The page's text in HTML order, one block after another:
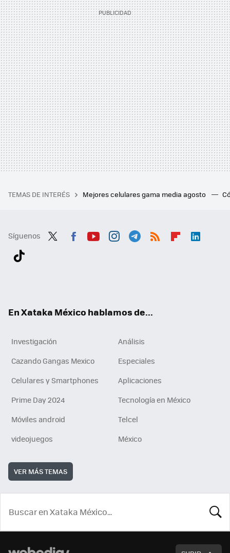
TEMAS DE INTERÉS Mejores celulares gama media agosto
Síguenos
En Xataka México hablamos de...
Investigación
Análisis
Cazando Gangas Mexico
Especiales
Celulares y Smartphones
Aplicaciones
Prime Day 2024
Tecnología en México
Móviles android
Telcel
videojuegos
México
VER MÁS TEMAS